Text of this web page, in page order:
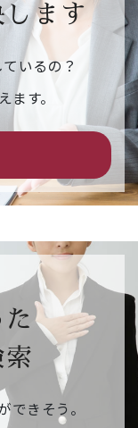
こちら
水）
った』を解
いための相続
）１３：３
ホール 大ホ
こちら
火）
北出張所の
ます
いるの？
ます。
できそう。